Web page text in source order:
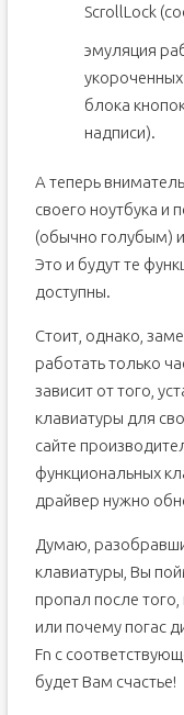
ScrollLock
эмуляция
блока
надписи).
А теперь
своего ноутбука и
(обычно голубым)
Это и будут те
доступны.
Стоит, однако,
работать только
зависит от того,
клавиатуры для
сайте
функциональных
драйвер нужно
Думаю,
клавиатуры, Вы
пропал после того,
или почему погас
Fn с
будет Вам счастье!